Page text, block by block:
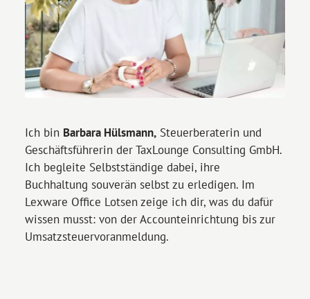
Ich bin Barbara Hülsmann,Steuerberaterin und
Geschäftsführerin der TaxLounge Consulting GmbH.
Ich begleite Selbstständige dabei, ihre
Buchhaltung souverän selbst zu erledigen. Im
Lexware Office Lotsen zeige ich dir, was du dafür
wissen musst: von der Accounteinrichtung bis zur
Umsatzsteuer­voranmeldung.